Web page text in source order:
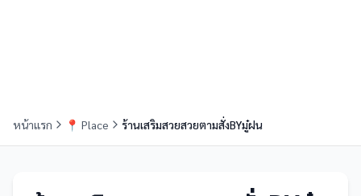
หน้าแรก 📍 Place ร้านเสริมสวยสวยตามสั่งBYมู๋ฝน